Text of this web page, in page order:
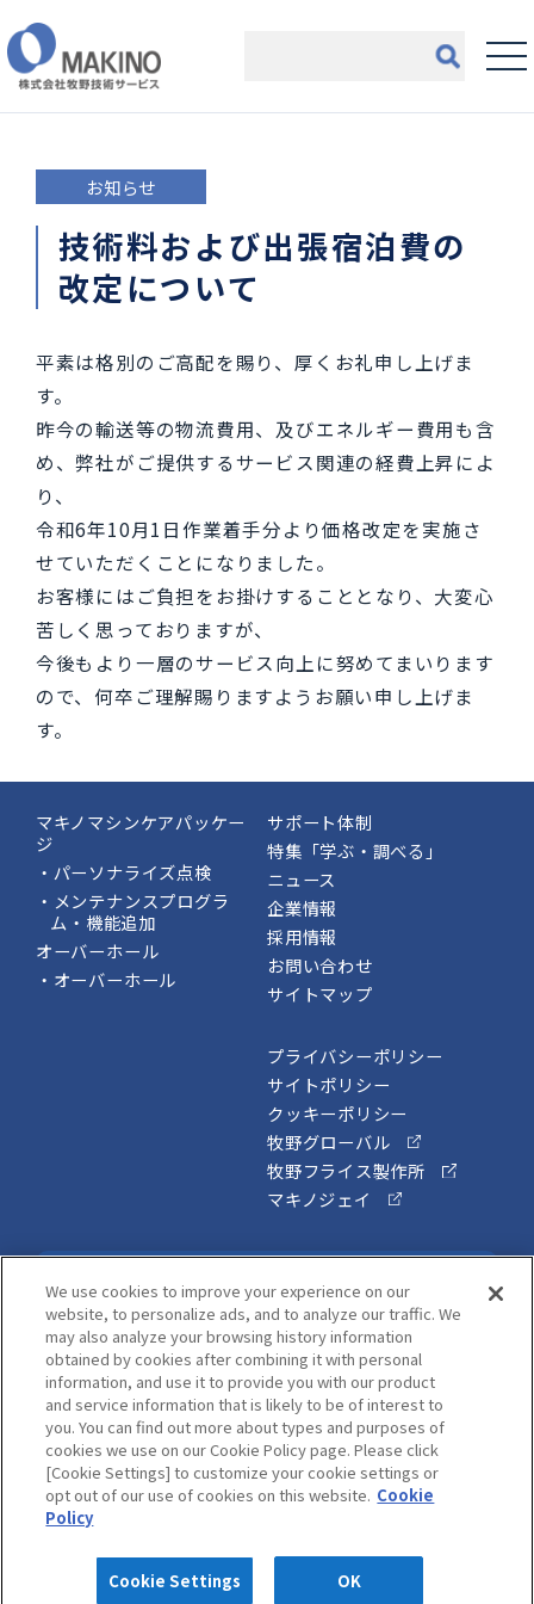
お知らせ
技術料および出張宿泊費の
改定について
平素は格別のご高配を賜り、厚くお礼申し上げま
す。
昨今の輸送等の物流費用、及びエネルギー費用も含
め、弊社がご提供するサービス関連の経費上昇によ
り、
令和6年10月1日作業着手分より価格改定を実施さ
せていただくことになりました。
お客様にはご負担をお掛けすることとなり、大変心
苦しく思っておりますが、
今後もより一層のサービス向上に努めてまいります
ので、何卒ご理解賜りますようお願い申し上げま
す。
マキノマシンケアパッケー
ジ
・パーソナライズ点検
・メンテナンスプログラ
ム・機能追加
オーバーホール
・オーバーホール
サポート体制
特集「学ぶ・調べる」
ニュース
企業情報
採用情報
お問い合わせ
サイトマップ
プライバシーポリシー
サイトポリシー
クッキーポリシー
牧野グローバル
牧野フライス製作所
マキノジェイ
メールマガジン
Mail Magazine
メンテナンス情報やお役立ちコラムなど、タイムリー
な情報をお届けします！
ご登録はこちら
Copyright © Makino Technical Service All rights reserved.
We use cookies to improve your experience on our
website, to personalize ads, and to analyze our traffic. We
may also analyze your browsing history information
obtained by cookies after combining it with personal
information, and use it to provide you with our product
and service information that is likely to be of interest to
you. You can find out more about types and purposes of
cookies we use on our Cookie Policy page. Please click
[Cookie Settings] to customize your cookie settings or
opt out of our use of cookies on this website. Cookie
Policy
Cookie Settings OK